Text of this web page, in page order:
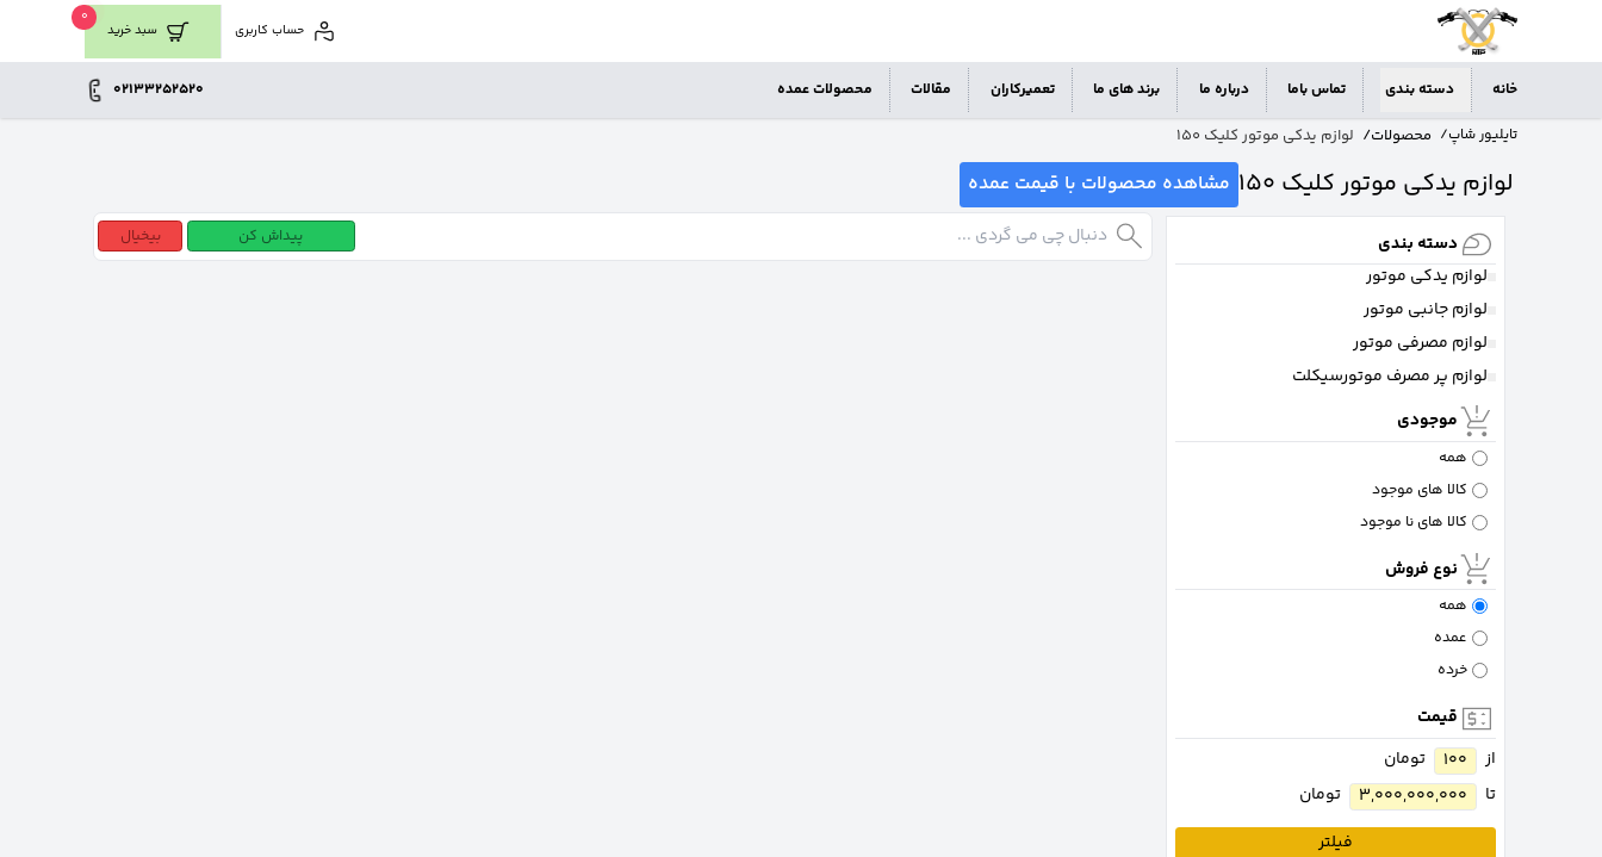
سبد خرید
0
حساب کاربری
خانه دسته بندی تماس باما درباره ما برند های ما تعمیرکاران مقالات محصولات عمده
02133252520
تایلیور شاپ/ محصولات/ لوازم یدکی موتور کلیک 150
لوازم یدکی موتور کلیک 150 مشاهده محصولات با قیمت عمده
دسته بندی
لوازم یدکی موتور
لوازم جانبی موتور
لوازم مصرفی موتور
لوازم پر مصرف موتورسیکلت
موجودی
همه
کالا های موجود
کالا های نا موجود
نوع فروش
همه
عمده
خرده
قیمت
از
100
تومان
تا
3,000,000,000
تومان
فیلتر
پیداش کن بیخیال